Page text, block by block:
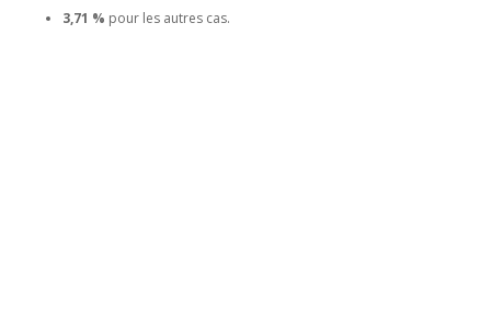
3,71 % pour les autres cas.